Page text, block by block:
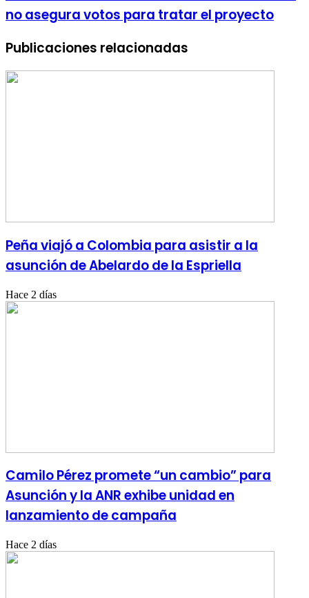
no asegura votos para tratar el proyecto
Publicaciones relacionadas
Peña viajó a Colombia para asistir a la
asunción de Abelardo de la Espriella
Hace 2 días
Camilo Pérez promete “un cambio” para
Asunción y la ANR exhibe unidad en
lanzamiento de campaña
Hace 2 días